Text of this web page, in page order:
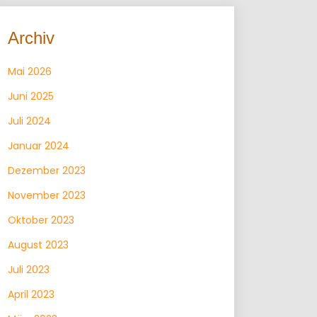
Archiv
Mai 2026
Juni 2025
Juli 2024
Januar 2024
Dezember 2023
November 2023
Oktober 2023
August 2023
Juli 2023
April 2023